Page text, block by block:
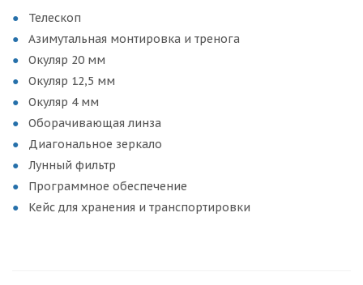
Телескоп
Азимутальная монтировка и тренога
Окуляр 20 мм
Окуляр 12,5 мм
Окуляр 4 мм
Оборачивающая линза
Диагональное зеркало
Лунный фильтр
Программное обеспечение
Кейс для хранения и транспортировки